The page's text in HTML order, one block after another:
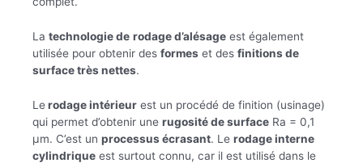
La technologie de rodage d’alésage est également
utilisée pour obtenir des formes et des finitions de
surface très nettes.
Lerodage intérieur est un procédé de finition (usinage)
qui permet d’obtenir une rugosité de surface Ra = 0,1
μm. C’est un processus écrasant. Le rodage interne
cylindrique est surtout connu, car il est utilisé dans le